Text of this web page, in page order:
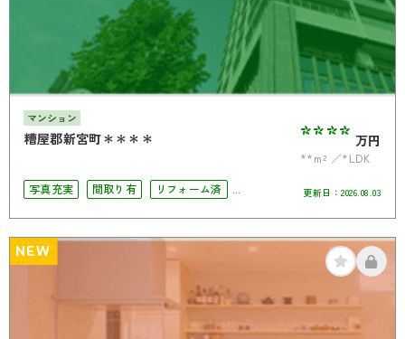
マンション
糟屋郡新宮町＊＊＊＊ **** 万円
**m²
*LDK
写真充実
間取り有
リフォーム済
オール電化
更新日： 2026.08.03
NEW